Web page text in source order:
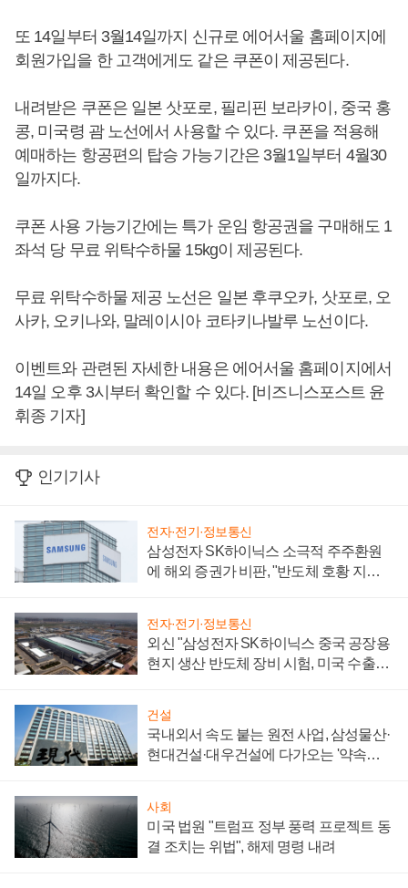
또 14일부터 3월14일까지 신규로 에어서울 홈페이지에
회원가입을 한 고객에게도 같은 쿠폰이 제공된다.
내려받은 쿠폰은 일본 삿포로, 필리핀 보라카이, 중국 홍
콩, 미국령 괌 노선에서 사용할 수 있다. 쿠폰을 적용해
예매하는 항공편의 탑승 가능기간은 3월1일부터 4월30
일까지다.
쿠폰 사용 가능기간에는 특가 운임 항공권을 구매해도 1
좌석 당 무료 위탁수하물 15kg이 제공된다.
무료 위탁수하물 제공 노선은 일본 후쿠오카, 삿포로, 오
사카, 오키나와, 말레이시아 코타키나발루 노선이다.
이벤트와 관련된 자세한 내용은 에어서울 홈페이지에서
14일 오후 3시부터 확인할 수 있다. [비즈니스포스트 윤
휘종 기자]
인기기사
전자·전기·정보통신
삼성전자 SK하이닉스 소극적 주주환원
에 해외 증권가 비판, "반도체 호황 지속
전자·전기·정보통신
외신 "삼성전자 SK하이닉스 중국 공장용
현지 생산 반도체 장비 시험, 미국 수출통
건설
국내외서 속도 붙는 원전 사업, 삼성물산·
현대건설·대우건설에 다가오는 '약속의
사회
미국 법원 "트럼프 정부 풍력 프로젝트 동
결 조치는 위법", 해제 명령 내려